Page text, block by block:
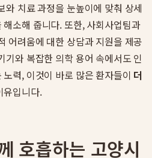
와 치료 과정을 눈높이에 맞춰 상세
소해 줍니다. 또한, 사회사업팀과
어려움에 대한 상담과 지원을 제공
기와 복잡한 의학 용어 속에서도 인
력, 이것이 바로 많은 환자들이 더
유입니다.
호흡하는 고양시